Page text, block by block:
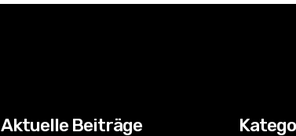
Aktuelle Beiträge